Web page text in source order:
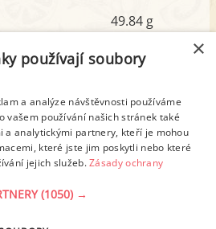
49.84 g
40.08 g
kyseliny
17.69 g
10.30 g
rozpis
×
používají soubory
a analýze návštěvnosti používáme
vašem používání našich stránek také
a analytickými partnery, kteří je mohou
které jste jim poskytli nebo které
jejich služeb.Zásady ochrany
(1050) →